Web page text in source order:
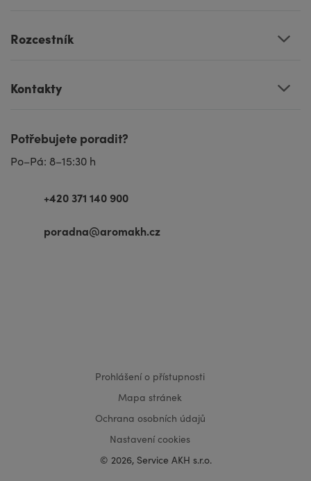
Rozcestník
Kontakty
Potřebujete poradit?
Po–Pá: 8–15:30 h
+420 371 140 900
poradna@aromakh.cz
Prohlášení o přístupnosti
Mapa stránek
Ochrana osobních údajů
Nastavení cookies
© 2026, Service AKH s.r.o.